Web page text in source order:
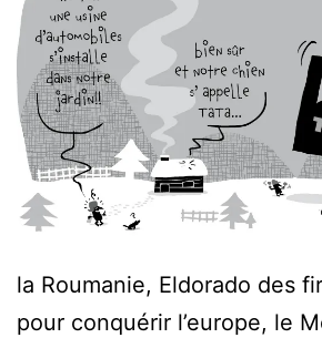
la Roumanie, Eldorado des
pour conquérir l’europe, le